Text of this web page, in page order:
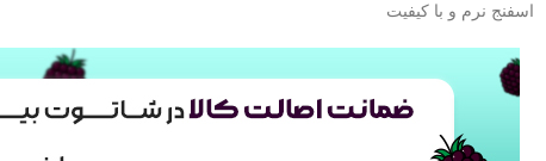
اسفنج نرم و با کیفیت